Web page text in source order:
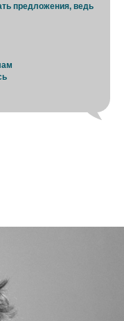
предложения, ведь